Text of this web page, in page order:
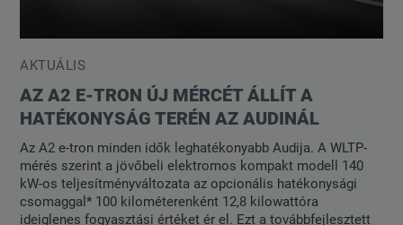
AKTUÁLIS
AZ A2 E-TRON ÚJ MÉRCÉT ÁLLÍT A
HATÉKONYSÁG TERÉN AZ AUDINÁL
Az A2 e-tron minden idők leghatékonyabb Audija. A WLTP-
mérés szerint a jövőbeli elektromos kompakt modell 140
kW-os teljesítményváltozata az opcionális hatékonysági
csomaggal* 100 kilométerenként 12,8 kilowattóra
ideiglenes fogyasztási értéket ér el. Ezt a továbbfejlesztett